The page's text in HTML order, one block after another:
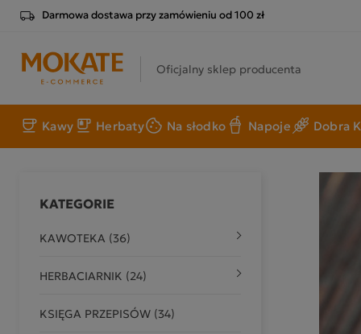
Darmowa dostawa przy zamówieniu od 100 zł
Oficjalny sklep producenta
Kawy Herbaty Na słodko Napoje Dobra
KATEGORIE
KAWOTEKA (36)
HERBACIARNIK (24)
KSIĘGA PRZEPISÓW (34)